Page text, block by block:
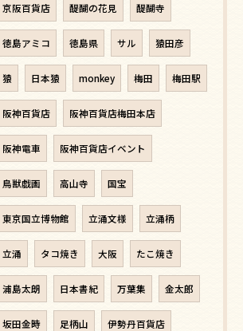
京阪百貨店 醍醐の花見 醍醐寺
徳島アミコ 徳島県 サル 猿田彦
猿 日本猿 monkey 梅田 梅田駅
阪神百貨店 阪神百貨店梅田本店
阪神電車 阪神百貨店イベント
鳥獣戯画 高山寺 国宝
東京国立博物館 立涌文様 立涌柄
立涌 タコ焼き 大阪 たこ焼き
浦島太朗 日本書紀 万葉集 金太郎
坂田金時 足柄山 伊勢丹百貨店